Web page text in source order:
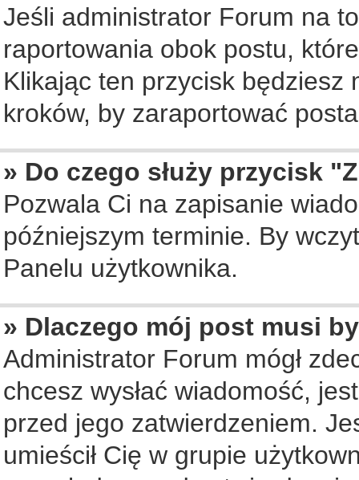
Jeśli administrator Forum na
raportowania obok postu,
Klikając ten przycisk będziesz
kroków, by zaraportować
» Do czego służy przycisk
Pozwala Ci na zapisanie
późniejszym terminie. By
Panelu użytkownika.
» Dlaczego mój post musi
Administrator Forum mógł
chcesz wysłać wiadomość,
przed jego zatwierdzeniem.
umieścił Cię w grupie